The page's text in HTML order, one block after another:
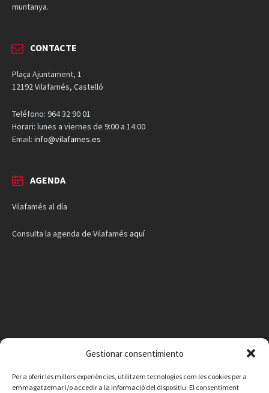
Gestionar consentimiento
Per a oferir les millors experiències, utilitzem tecnologies com les cookies per a
emmagatzemar i/o accedir a la informació del dispositiu. El consentiment
muntanya.
CONTACTE
Plaça Ajuntament, 1
12192 Vilafamés, Castelló
Teléfono: 964 32 90 01
Horari: lunes a viernes de 9:00 a 14:00
Email: info@vilafames.es
AGENDA
Vilafamés al día
Consulta la agenda de Vilafamés aquí